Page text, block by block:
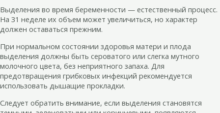
Выделения во время беременности — естественный процесс.
На 31 неделе их объем может увеличиться, но характер
должен оставаться прежним.
При нормальном состоянии здоровья матери и плода
выделения должны быть сероватого или слегка мутного
молочного цвета, без неприятного запаха. Для
предотвращения грибковых инфекций рекомендуется
использовать дышащие прокладки.
Следует обратить внимание, если выделения становятся